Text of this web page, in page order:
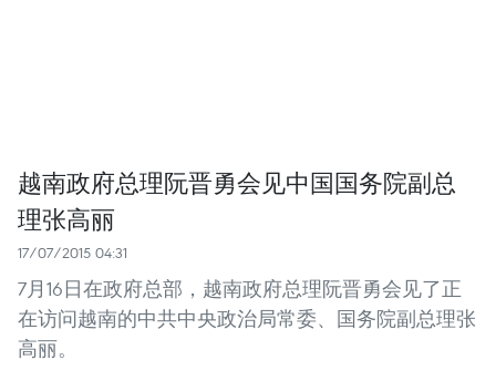
越南政府总理阮晋勇会见中国国务院副总
理张高丽
17/07/2015 04:31
7月16日在政府总部，越南政府总理阮晋勇会见了正
在访问越南的中共中央政治局常委、国务院副总理张
高丽。